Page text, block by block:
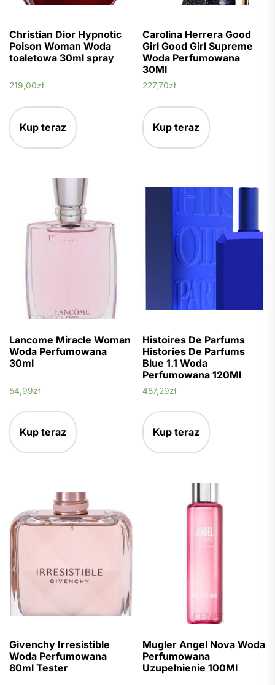
Christian Dior Hypnotic
Poison Woman Woda
toaletowa 30ml spray
219,00zł
Kup teraz
Carolina Herrera Good
Girl Good Girl Supreme
Woda Perfumowana
30Ml
227,70zł
Kup teraz
Lancome Miracle Woman
Woda Perfumowana
30ml
54,99zł
Kup teraz
Histoires De Parfums
Histories De Parfums
Blue 1.1 Woda
Perfumowana 120Ml
487,29zł
Kup teraz
Givenchy Irresistible
Woda Perfumowana
80ml Tester
Mugler Angel Nova Woda
Perfumowana
Uzupełnienie 100Ml